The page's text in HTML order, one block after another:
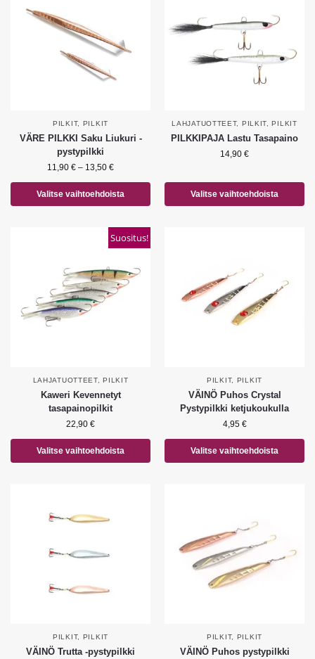
PILKIT, PILKIT
VÄRE PILKKI Saku Liukuri -
pystypilkki
11,90 € – 13,50 €
Valitse vaihtoehdoista
LAHJATUOTTEET, PILKIT ,PILKIT
PILKKIPAJA Lastu Tasapaino
14,90 €
Valitse vaihtoehdoista
Suositus!
LAHJATUOTTEET,PILKIT
Kaweri Kevennetyt
tasapainopilkit
22,90 €
Valitse vaihtoehdoista
PILKIT, PILKIT
VÄINÖ Puhos Crystal
Pystypilkki ketjukoukulla
4,95 €
Valitse vaihtoehdoista
PILKIT, PILKIT
VÄINÖ Trutta -pystypilkki
PILKIT, PILKIT
VÄINÖ Puhos pystypilkki